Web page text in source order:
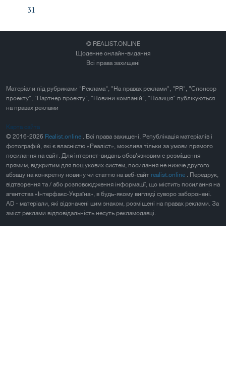
31
© REALIST.ONLINE
Щоденне онлайн-видання
Всі права захищені
Матеріали під рубриками "Реклама", "На правах реклами", "PR", "Спонсор
проекту", "Партнер проекту", "Новини компаній", "Позиція" публікуються
на правах реклами
Карта сайта
© 2016-2026 Realist.online . Всі права захищені. Републікація матеріалів і
фотографій, які є власністю «Реаліст», можлива тільки за умови прямого
посилання на сайт. Для інтернет-видань обов'язковим є розміщення
прямим, відкритим для пошукових систем, посилання не нижче другого
абзацу на конкретну новину чи статтю на веб-сайт realist.online . Передрук,
відтворення та / або розповсюдження інформації, що містить посилання на
агентства «Інтерфакс-Україна», в будь-якому вигляді суворо заборонені.
AD - матеріали, які відзначені цим знаком, розміщені на правах реклами. За
зміст реклами відповідальність несуть рекламодавці.